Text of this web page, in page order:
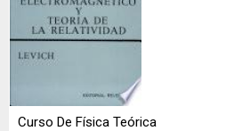
Curso De Física Teórica